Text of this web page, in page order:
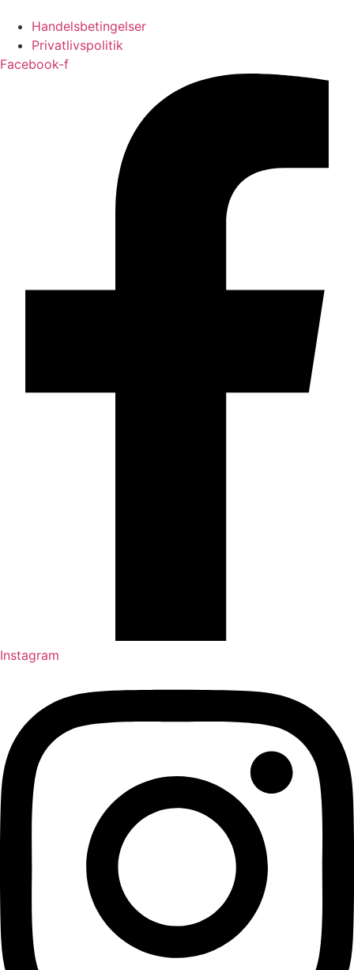
Handelsbetingelser
Privatlivspolitik
Facebook-f
Instagram